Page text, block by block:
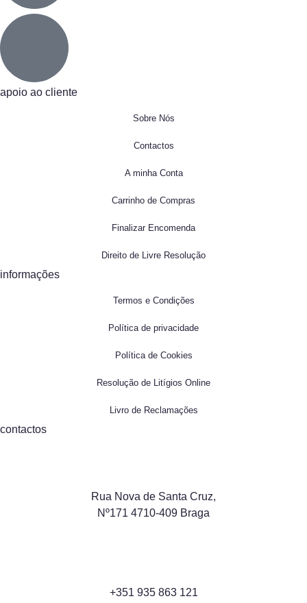
apoio ao cliente
Sobre Nós
Contactos
A minha Conta
Carrinho de Compras
Finalizar Encomenda
Direito de Livre Resolução
informações
Termos e Condições
Política de privacidade
Política de Cookies
Resolução de Litígios Online
Livro de Reclamações
contactos
Rua Nova de Santa Cruz,
Nº171 4710-409 Braga
+351 935 863 121